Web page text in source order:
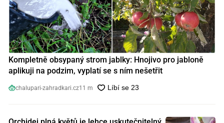
Kompletně obsypaný strom jablky: Hnojivo pro jabloně
aplikuji na podzim, vyplatí se s ním nešetřit
chalupari-zahradkari.cz11 m